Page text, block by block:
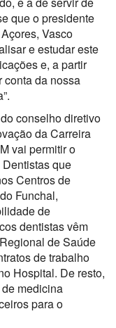
que o presidente
Vasco
e estudar este
e, a partir
conta da nossa
conselho diretivo
da Carreira
vai permitir o
que
Centros de
Funchal,
de
dentistas vêm
de Saúde
de trabalho
Hospital. De resto,
medicina
para o